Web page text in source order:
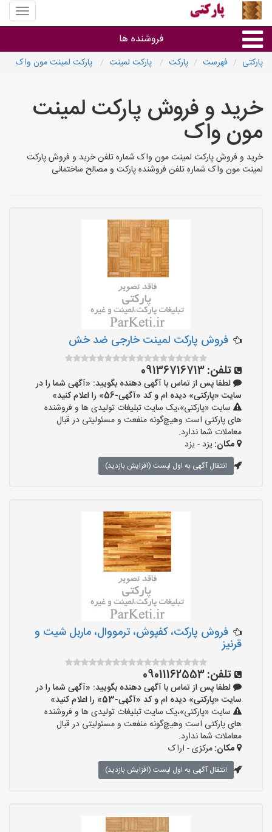
منوی
سایت
فروشنده ها
استان ها
پارکتی فهرست پارکت پارکت لمینت پارکت لمینت مون واک
خرید و فروش پارکت لمینت
مون واک
خرید و فروش پارکت لمینت مون واک شماره تلفن خرید و فروش پارکت
لمینت مون واک شماره تلفن فروشنده پارکت و مصالح ساختمانی
فروش پارکت لمینت خارجی ضد خش
تلفن:09136716713
لطفا پس از تماس با آگهی دهنده بگویید: «آگهی شما را در
سایت «پارکتی» دیده ام و کد «آگهی-56» را اعلام کنید»
سایت «پارکتی»،یک سایت تبلیغات تولیدی ها و فروشنده
های پارکتی است وهیچ‌گونه منفعت و مسئولیتی در قبال
معاملات شما ندارد.
مکان:یزد - یزد
انتقال آگهی به اول لیست (افزایش بازدید)
فروش پارکت، کفپوش، ترمووال، ماربل شیت و
قرنیز
تلفن:09011162553
لطفا پس از تماس با آگهی دهنده بگویید: «آگهی شما را در
سایت «پارکتی» دیده ام و کد «آگهی-53» را اعلام کنید»
سایت «پارکتی»،یک سایت تبلیغات تولیدی ها و فروشنده
های پارکتی است وهیچ‌گونه منفعت و مسئولیتی در قبال
معاملات شما ندارد.
مکان:مرکزی - اراک
انتقال آگهی به اول لیست (افزایش بازدید)